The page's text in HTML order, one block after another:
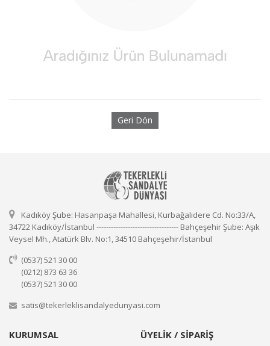
Geri Dön
Kadıköy Şube: Hasanpaşa Mahallesi, Kurbağalıdere Cd. No:33/A,
34722 Kadıköy/İstanbul ---------------------------------- Bahçeşehir Şube: Aşık
Veysel Mh., Atatürk Blv. No:1, 34510 Bahçeşehir/İstanbul
(0537) 521 30 00
(0212) 873 63 36
(0537) 521 30 00
satis@tekerleklisandalyedunyasi.com
KURUMSAL ÜYELİK / SİPARİŞ